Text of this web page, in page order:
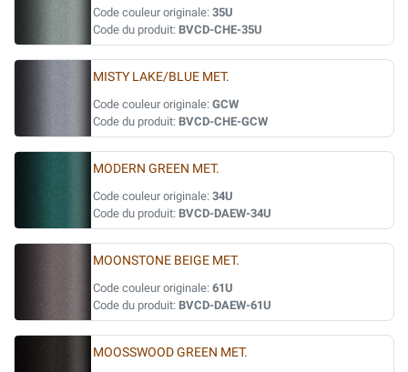
Code couleur originale: 35U
Code du produit: BVCD-CHE-35U
MISTY LAKE/BLUE MET.
Code couleur originale: GCW
Code du produit: BVCD-CHE-GCW
MODERN GREEN MET.
Code couleur originale: 34U
Code du produit: BVCD-DAEW-34U
MOONSTONE BEIGE MET.
Code couleur originale: 61U
Code du produit: BVCD-DAEW-61U
MOOSSWOOD GREEN MET.